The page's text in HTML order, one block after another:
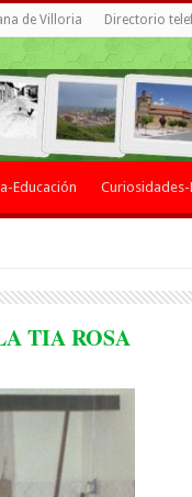
de Villoria Directorio
Educación
TIA ROSA